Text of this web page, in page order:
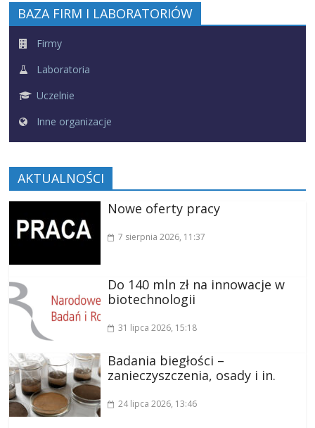
BAZA FIRM I LABORATORIÓW
Firmy
Laboratoria
Uczelnie
Inne organizacje
AKTUALNOŚCI
Nowe oferty pracy
7 sierpnia 2026, 11:37
Do 140 mln zł na innowacje w
biotechnologii
31 lipca 2026, 15:18
Badania biegłości –
zanieczyszczenia, osady i in.
24 lipca 2026, 13:46